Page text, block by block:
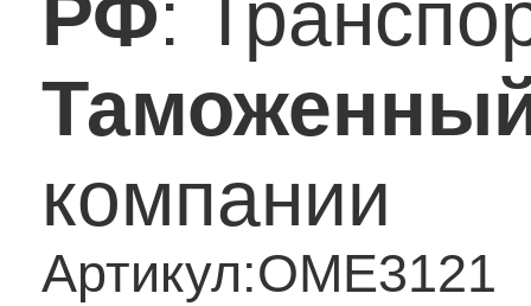
РФ:
компании
Артикул:OME3121